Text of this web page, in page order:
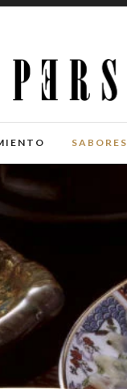
SABORES